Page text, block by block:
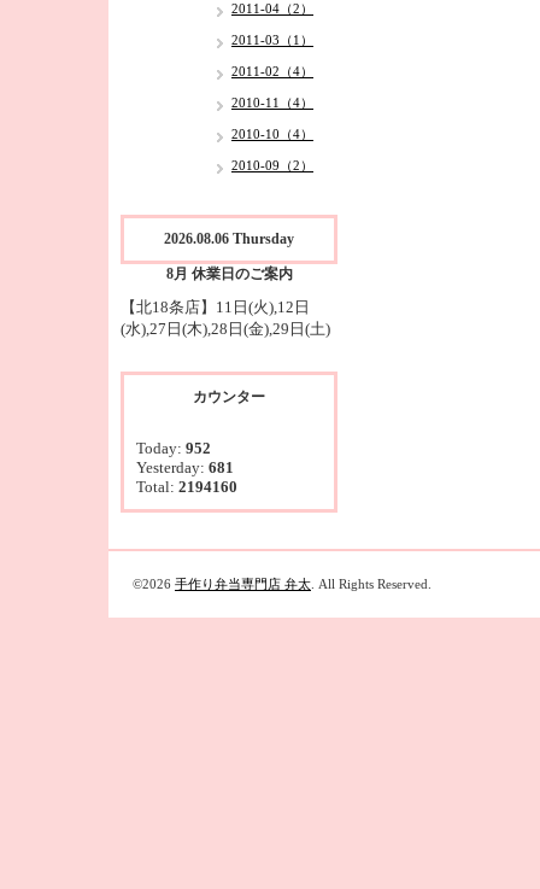
2011-04（2）
2011-03（1）
2011-02（4）
2010-11（4）
2010-10（4）
2010-09（2）
2026.08.06 Thursday
8月 休業日のご案内
【北18条店】11日(火),12日
(水),27日(木),28日(金),29日(土)
カウンター
Today: 952
Yesterday: 681
Total: 2194160
©2026 手作り弁当専門店 弁太 . All Rights Reserved.